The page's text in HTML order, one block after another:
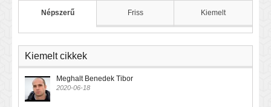
Népszerű Friss Kiemelt
Kiemelt cikkek
Meghalt Benedek Tibor
2020-06-18